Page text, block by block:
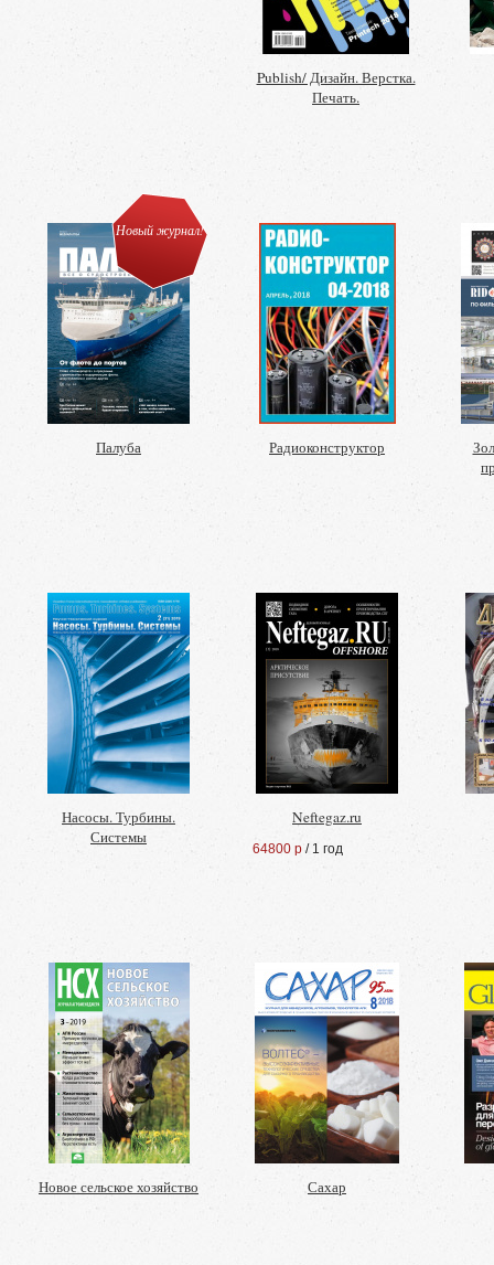
Publish/ Дизайн. Верстка.
Печать.
Новый журнал!
Палуба Радиоконструктор
Насосы. Турбины.
Системы
Neftegaz.ru
64800 р / 1 год
Новое сельское хозяйство Сахар